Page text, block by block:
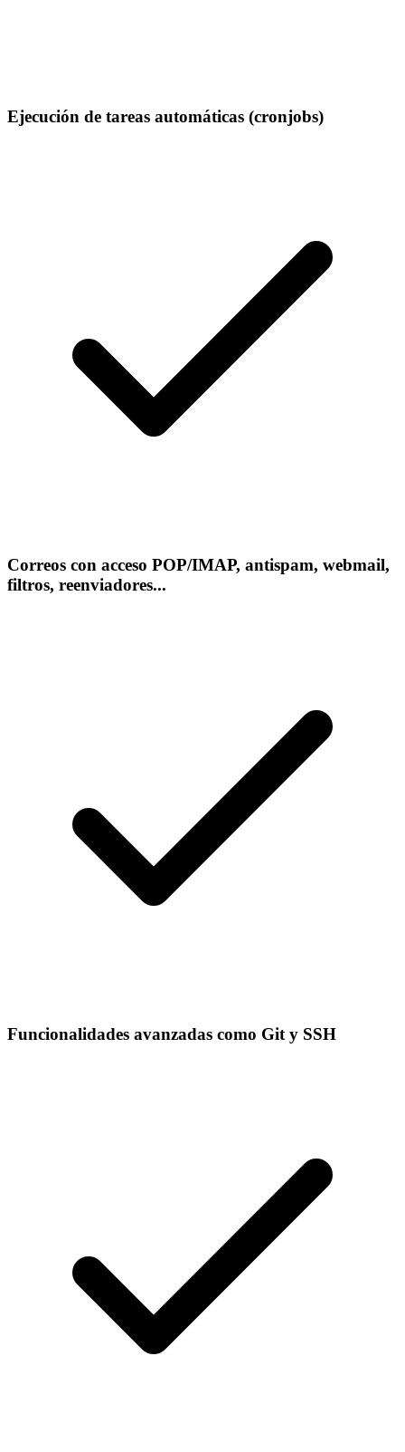
Ejecución de tareas automáticas (cronjobs)
Correos con acceso POP/IMAP, antispam, webmail,
filtros, reenviadores...
Funcionalidades avanzadas como Git y SSH